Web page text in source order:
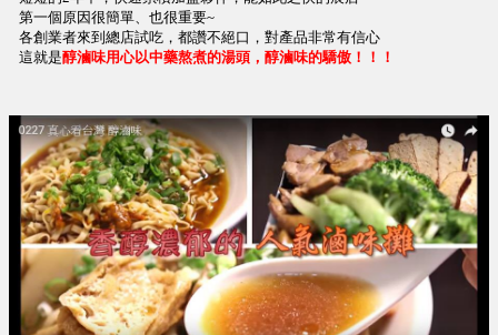
第一個原因很簡單、也很重要~
各創業者來到總店試吃，都讚不絕口，對產品非常有信心
這就是醇滷味用心以中藥熬煮的湯頭，醇滷味的驕傲！！！